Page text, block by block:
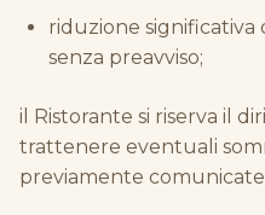
riduzione
senza preavviso;
il Ristorante si riserva il
trattenere eventuali
previamente